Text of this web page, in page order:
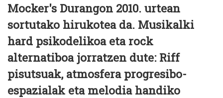
Mocker's Durangon 2010. urtean
sortutako hirukotea da. Musikalki
hard psikodelikoa eta rock
alternatiboa jorratzen dute: Riff
pisutsuak, atmosfera progresibo-
espazialak eta melodia handiko